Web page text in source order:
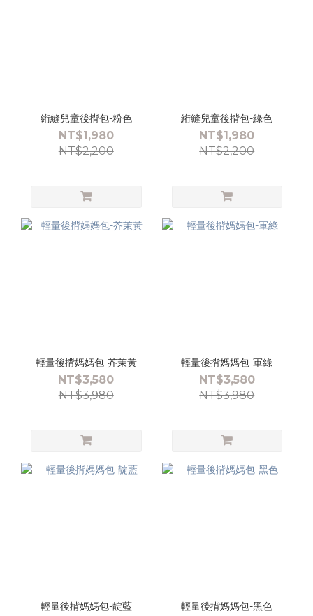
絎縫兒童後揹包-粉色
NT$1,980
NT$2,200
絎縫兒童後揹包-綠色
NT$1,980
NT$2,200
輕量後揹媽媽包-芥茉黃
NT$3,580
NT$3,980
輕量後揹媽媽包-軍綠
NT$3,580
NT$3,980
輕量後揹媽媽包-靛藍 輕量後揹媽媽包-黑色